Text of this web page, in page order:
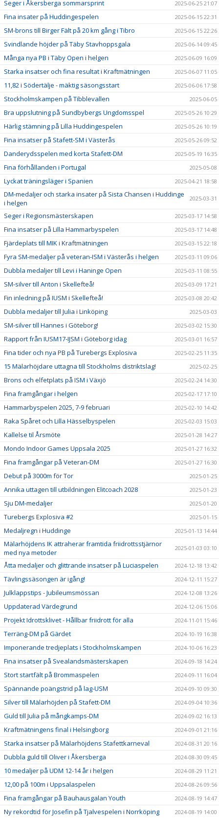
Seger i Åkersberga sommarsprint 2025-06-25 21:07
Fina insater på Huddingespelen 2025-06-15 22:31
SM-brons till Birger Fält på 20 km gång i Tibro 2025-06-15 22:26
Svindlande höjder på Täby Stavhoppsgala 2025-06-14 09:45
Många nya PB i Täby Open i helgen 2025-06-09 16:09
Starka insatser och fina resultat i Kraftmätningen 2025-06-07 11:05
11,82 i Södertälje - mäktig säsongsstart 2025-06-06 17:58
Stockholmskampen på Tibblevallen 2025-06-05
Bra uppslutning på Sundbybergs Ungdomsspel 2025-05-26 10:29
Härlig stämning på Lilla Huddingespelen 2025-05-26 10:19
Fina insatser på Stafett-SM i Västerås 2025-05-26 09:52
Danderydsspelen med korta Stafett-DM 2025-05-19 16:35
Fina förhållanden i Portugal 2025-05-08
Lyckat träningsläger i Spanien 2025-04-21 18:58
DM-medaljer och starka insater på Sista Chansen i Huddinge
i helgen
2025-03-31
Seger i Regionsmästerskapen 2025-03-17 14:58
Fina insatser på Lilla Hammarbyspelen 2025-03-17 14:48
Fjärdeplats till MIK i Kraftmätningen 2025-03-15 22:18
Fyra SM-medaljer på veteran-ISM i Västerås i helgen 2025-03-11 09:06
Dubbla medaljer till Levi i Haninge Open 2025-03-11 08:55
SM-silver till Anton i Skellefteå! 2025-03-09 17:21
Fin inledning på IUSM i Skellefteå! 2025-03-08 20:42
Dubbla medaljer till Julia i Linköping 2025-03-03
SM-silver till Hannes i Göteborg! 2025-03-02 15:30
Rapport från IUSM17-IJSM i Göteborg idag 2025-03-01 16:57
Fina tider och nya PB på Turebergs Explosiva 2025-02-25 11:35
15 Mälarhöjdare uttagna till Stockholms distriktslag! 2025-02-25
Brons och elfetplats på ISM i Växjö 2025-02-24 14:30
Fina framgångar i helgen 2025-02-17 17:10
Hammarbyspelen 2025, 7-9 februari 2025-02-10 14:42
Raka Spåret och Lilla Hässelbyspelen 2025-02-03 15:03
Kallelse til Årsmöte 2025-01-28 14:27
Mondo Indoor Games Uppsala 2025 2025-01-27 16:32
Fina framgångar på Veteran-DM 2025-01-27 16:30
Debut på 3000m för Tor 2025-01-25
Annika uttagen till utbildningen Elitcoach 2028 2025-01-23
Sju DM-medaljer 2025-01-20
Turebergs Explosiva #2 2025-01-15
Medaljregn i Huddinge 2025-01-13 14:44
Mälarhöjdens IK attraherar framtida friidrottsstjärnor
med nya metoder
2025-01-03 03:10
Åtta medaljer och glittrande insatser på Luciaspelen 2024-12-18 13:42
Tävlingssäsongen är igång! 2024-12-11 15:27
Julklappstips - Jubileumsmössan 2024-12-08 13:26
Uppdaterad Värdegrund 2024-12-06 15:06
Projekt Idrottsklivet - Hållbar friidrott för alla 2024-11-01 15:46
Terräng-DM på Gärdet 2024-10-19 16:38
Imponerande tredjeplats i Stockholmskampen 2024-10-06 16:23
Fina insatser på Svealandsmästerskapen 2024-09-18 14:24
Stort startfält på Brommaspelen 2024-09-11 16:04
Spännande poängstrid på lag-USM 2024-09-10 09:30
Silver till Mälarhöjden på Stafett-DM 2024-09-04 10:36
Guld till Julia på mångkamps-DM 2024-09-02 16:13
Kraftmätningens final i Helsingborg 2024-09-01 21:16
Starka insatser på Mälarhöjdens Stafettkarneval 2024-08-31 20:16
Dubbla guld till Oliver i Åkersberga 2024-08-30 09:45
10 medaljer på UDM 12-14 år i helgen 2024-08-29 11:21
12,00 på 100m i Uppsalaspelen 2024-08-26 09:56
Fina framgångar på Bauhausgalan Youth 2024-08-19 14:47
Ny rekordtid för Josefin på Tjalvespelen i Norrköping 2024-08-19 14:00